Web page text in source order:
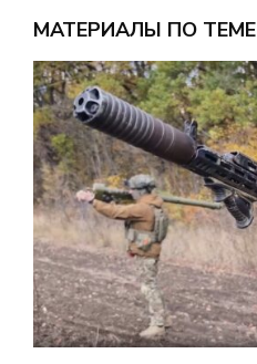
МАТЕРИАЛЫ ПО ТЕМЕ